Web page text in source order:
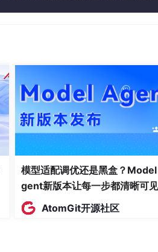
模型适配调优还是黑盒？
gent新版本让每一步都清晰可见
AtomGit开源社区